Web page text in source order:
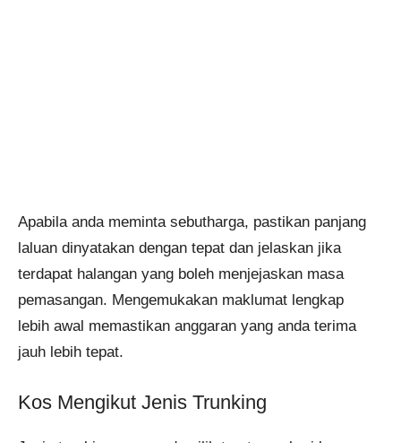
Apabila anda meminta sebutharga, pastikan panjang
laluan dinyatakan dengan tepat dan jelaskan jika
terdapat halangan yang boleh menjejaskan masa
pemasangan. Mengemukakan maklumat lengkap
lebih awal memastikan anggaran yang anda terima
jauh lebih tepat.
Kos Mengikut Jenis Trunking